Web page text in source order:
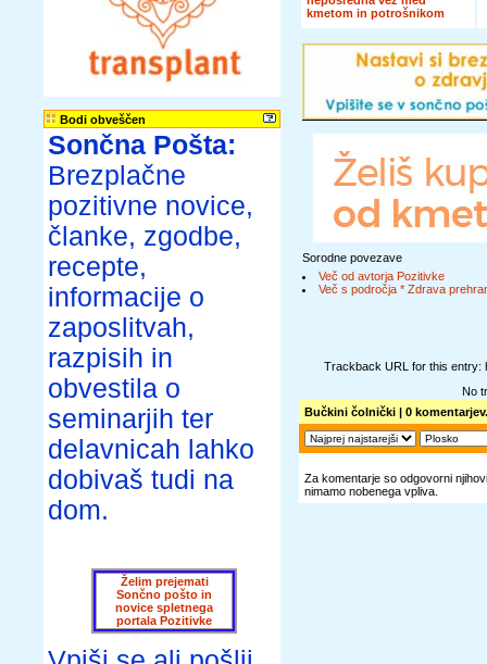
Bodi obveščen
Sončna Pošta:
Brezplačne
pozitivne novice,
članke, zgodbe,
recepte,
informacije o
zaposlitvah,
razpisih in
obvestila o
seminarjih ter
delavnicah lahko
dobivaš tudi na
dom.
Želim prejemati
Sončno pošto in
novice spletnega
portala Pozitivke
kmetom in potrošnikom
Sorodne povezave
Več od avtorja Pozitivke
Več s področja * Zdrava
Trackback URL for this entry:
No
Bučkini čolnički | 0
Za komentarje so odgovorni
nimamo nobenega vpliva.